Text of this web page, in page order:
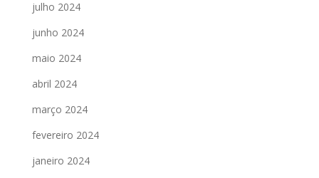
julho 2024
junho 2024
maio 2024
abril 2024
março 2024
fevereiro 2024
janeiro 2024